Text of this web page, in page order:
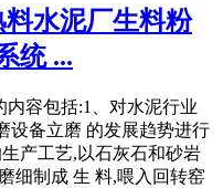
料水泥厂生料粉
统 ...
内容包括:1、对水泥行业
设备立磨 的发展趋势进行
产工艺,以石灰石和砂岩
细制成 生 料,喂入回转窑